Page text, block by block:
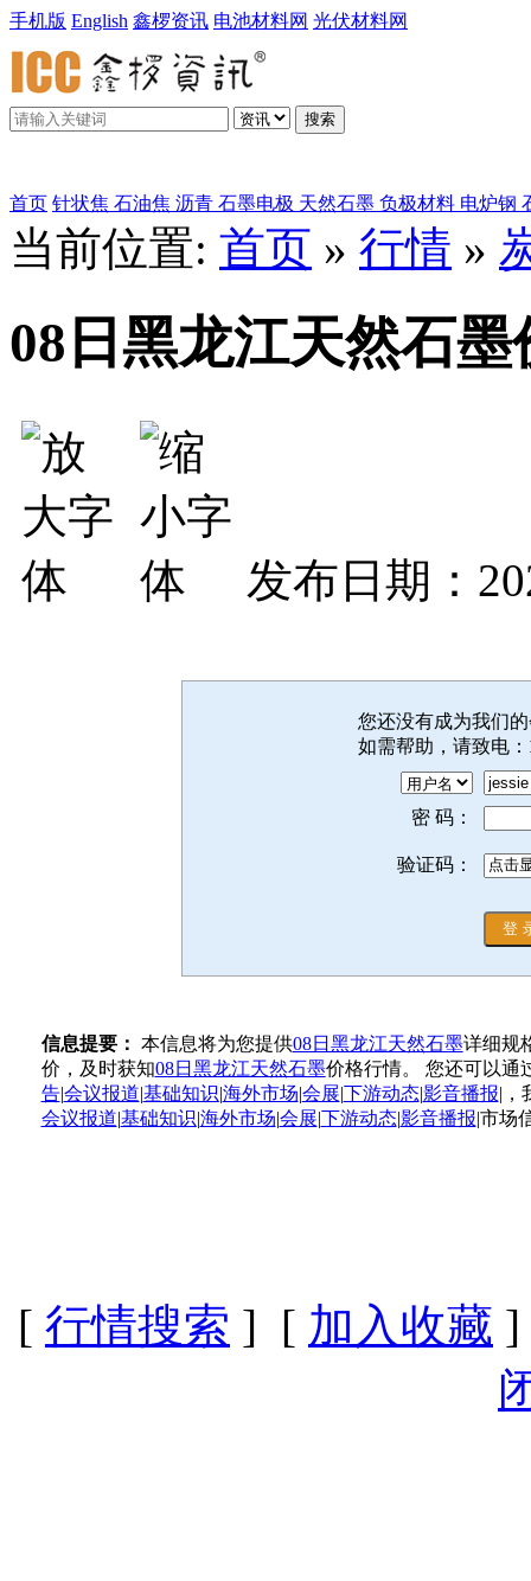
手机版 English 鑫椤资讯 电池材料网 光伏材料网
搜索
首页 针状焦 石油焦 沥青 石墨电极 天然石墨 负极材料 电炉钢
当前位置: 首页 » 行情 »
08日黑龙江天然石墨
发布日期：
您还没有成为我们
如需帮助，请致电：
密 码：
验证码：
信息提要： 本信息将为您提供08日黑龙江天然石墨详细规
价，及时获知08日黑龙江天然石墨价格行情。 您还可以通
告|会议报道|基础知识|海外市场|会展|下游动态|影音播报|，
会议报道|基础知识|海外市场|会展|下游动态|影音播报|市场
[ 行情搜索 ] [ 加入收藏